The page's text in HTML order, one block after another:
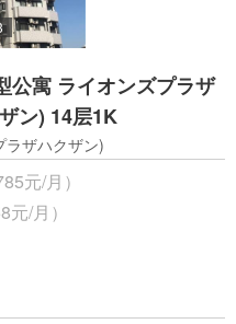
公寓 ライオンズプラザ
ン) 14层1K
ラザハクザン)
元/月）
元/月）